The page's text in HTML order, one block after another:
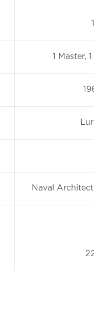
1 Master,
Naval